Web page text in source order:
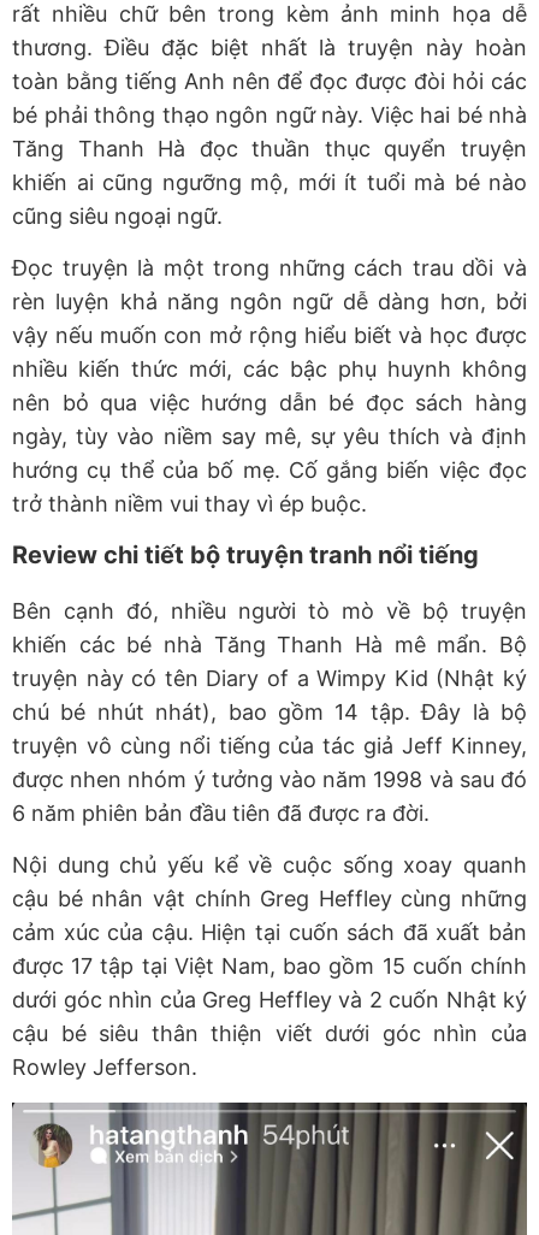
rất nhiều chữ bên trong kèm ảnh minh họa dễ
thương. Điều đặc biệt nhất là truyện này hoàn
toàn bằng tiếng Anh nên để đọc được đòi hỏi các
bé phải thông thạo ngôn ngữ này. Việc hai bé nhà
Tăng Thanh Hà đọc thuần thục quyển truyện
khiến ai cũng ngưỡng mộ, mới ít tuổi mà bé nào
cũng siêu ngoại ngữ.
Đọc truyện là một trong những cách trau dồi và
rèn luyện khả năng ngôn ngữ dễ dàng hơn, bởi
vậy nếu muốn con mở rộng hiểu biết và học được
nhiều kiến thức mới, các bậc phụ huynh không
nên bỏ qua việc hướng dẫn bé đọc sách hàng
ngày, tùy vào niềm say mê, sự yêu thích và định
hướng cụ thể của bố mẹ. Cố gắng biến việc đọc
trở thành niềm vui thay vì ép buộc.
Review chi tiết bộ truyện tranh nổi tiếng
Bên cạnh đó, nhiều người tò mò về bộ truyện
khiến các bé nhà Tăng Thanh Hà mê mẩn. Bộ
truyện này có tên Diary of a Wimpy Kid (Nhật ký
chú bé nhút nhát), bao gồm 14 tập. Đây là bộ
truyện vô cùng nổi tiếng của tác giả Jeff Kinney,
được nhen nhóm ý tưởng vào năm 1998 và sau đó
6 năm phiên bản đầu tiên đã được ra đời.
Nội dung chủ yếu kể về cuộc sống xoay quanh
cậu bé nhân vật chính Greg Heffley cùng những
cảm xúc của cậu. Hiện tại cuốn sách đã xuất bản
được 17 tập tại Việt Nam, bao gồm 15 cuốn chính
dưới góc nhìn của Greg Heffley và 2 cuốn Nhật ký
cậu bé siêu thân thiện viết dưới góc nhìn của
Rowley Jefferson.